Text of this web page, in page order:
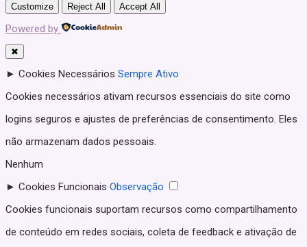
Customize Reject All Accept All
Powered by
✖
► Cookies Necessários Sempre Ativo
Cookies necessários ativam recursos essenciais do site como
logins seguros e ajustes de preferências de consentimento. Eles
não armazenam dados pessoais.
Nenhum
► Cookies Funcionais Observação
Cookies funcionais suportam recursos como compartilhamento
de conteúdo em redes sociais, coleta de feedback e ativação de